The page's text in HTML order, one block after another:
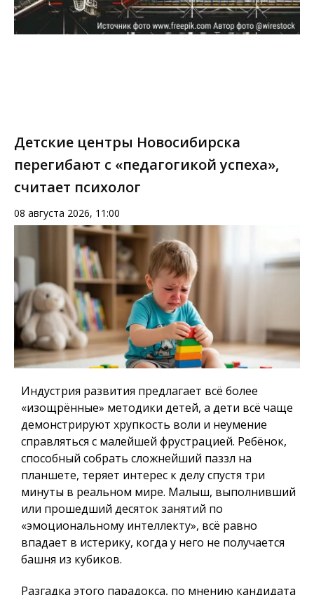
Детские центры Новосибирска
перегибают с «педагогикой успеха»,
считает психолог
08 августа 2026, 11:00
Индустрия развития предлагает всё более
«изощрённые» методики детей, а дети всё чаще
демонстрируют хрупкость воли и неумение
справляться с малейшей фрустрацией. Ребёнок,
способный собрать сложнейший паззл на
планшете, теряет интерес к делу спустя три
минуты в реальном мире. Малыш, выполнивший
или прошедший десяток занятий по
«эмоциональному интеллекту», всё равно
впадает в истерику, когда у него не получается
башня из кубиков.
Разгадка этого парадокса, по мнению кандидата